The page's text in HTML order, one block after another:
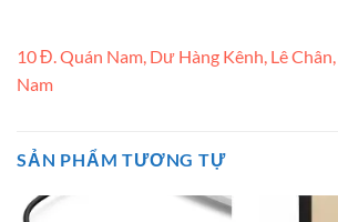
10 Đ. Quán Nam, Dư Hàng Kênh, Lê
Nam
SẢN PHẨM TƯƠNG TỰ